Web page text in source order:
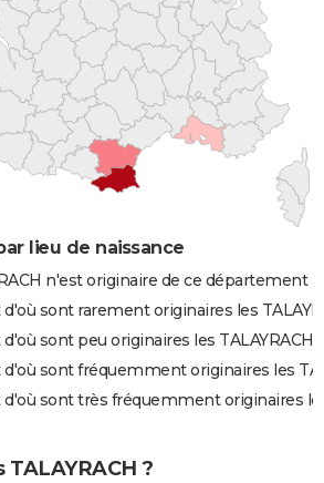
lieu de naissance
n'est originaire de ce département
sont rarement originaires les
sont peu originaires les TALAYRACH
sont fréquemment originaires les
sont très fréquemment originaires
?